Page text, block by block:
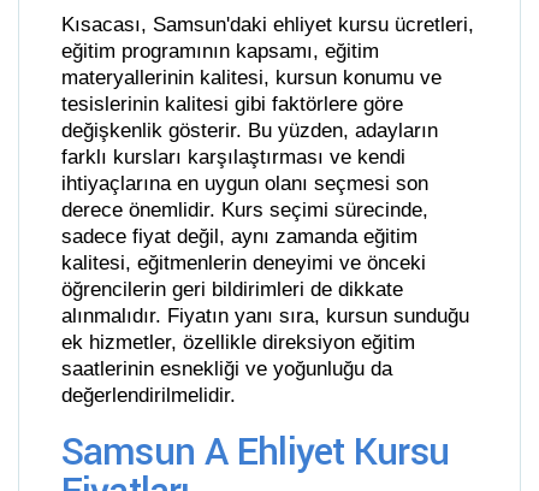
Kısacası, Samsun'daki ehliyet kursu ücretleri,
eğitim programının kapsamı, eğitim
materyallerinin kalitesi, kursun konumu ve
tesislerinin kalitesi gibi faktörlere göre
değişkenlik gösterir. Bu yüzden, adayların
farklı kursları karşılaştırması ve kendi
ihtiyaçlarına en uygun olanı seçmesi son
derece önemlidir. Kurs seçimi sürecinde,
sadece fiyat değil, aynı zamanda eğitim
kalitesi, eğitmenlerin deneyimi ve önceki
öğrencilerin geri bildirimleri de dikkate
alınmalıdır. Fiyatın yanı sıra, kursun sunduğu
ek hizmetler, özellikle direksiyon eğitim
saatlerinin esnekliği ve yoğunluğu da
değerlendirilmelidir.
Samsun A Ehliyet Kursu